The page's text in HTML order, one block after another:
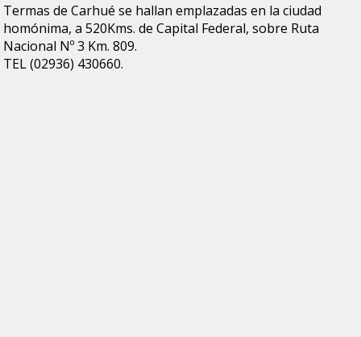
Termas de Carhué se hallan emplazadas en la ciudad
homónima, a 520Kms. de Capital Federal, sobre Ruta
Nacional Nº 3 Km. 809.
TEL (02936) 430660.